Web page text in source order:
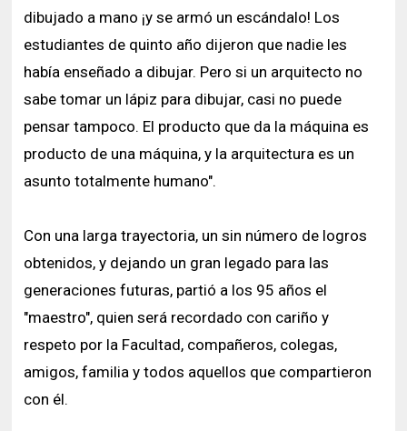
dibujado a mano ¡y se armó un escándalo! Los
estudiantes de quinto año dijeron que nadie les
había enseñado a dibujar. Pero si un arquitecto no
sabe tomar un lápiz para dibujar, casi no puede
pensar tampoco. El producto que da la máquina es
producto de una máquina, y la arquitectura es un
asunto totalmente humano".
Con una larga trayectoria, un sin número de logros
obtenidos, y dejando un gran legado para las
generaciones futuras, partió a los 95 años el
"maestro", quien será recordado con cariño y
respeto por la Facultad, compañeros, colegas,
amigos, familia y todos aquellos que compartieron
con él.